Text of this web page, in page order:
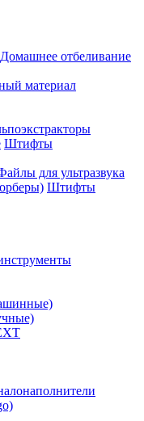
Домашнее отбеливание
материал
Штифты
для ультразвука
Штифты